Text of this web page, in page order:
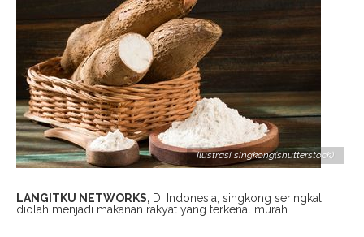
Ilustrasi singkong(shutterstock)
LANGITKU NETWORKS, Di Indonesia, singkong seringkali
diolah menjadi makanan rakyat yang terkenal murah.